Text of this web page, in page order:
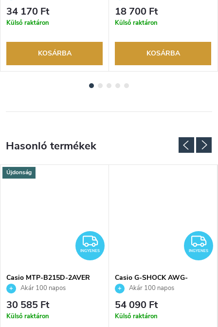
visszaküldési lehetőség. Hivatalos
márkakereskedő.
34 170 Ft
Külső raktáron
KOSÁRBA
visszaküldési lehetőség. Hivatalos
márkakereskedő.
18 700 Ft
Külső raktáron
KOSÁRBA
Újdonság
INGYENES
INGYENES
Casio MTP-B215D-2AVER
karóraAkár 100 napos
visszaküldési lehetőség. Hivatalos
márkakereskedő.
30 585 Ft
Külső raktáron
INGYENES
Casio G-SHOCK AWG-
M100A-1AER karóra
Akár 100 napos
visszaküldési lehetőség. Hivatalos
márkakereskedő.
54 090 Ft
Külső raktáron